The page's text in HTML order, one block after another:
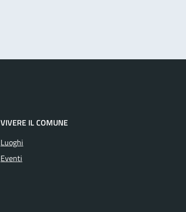
VIVERE IL COMUNE
Luoghi
Eventi